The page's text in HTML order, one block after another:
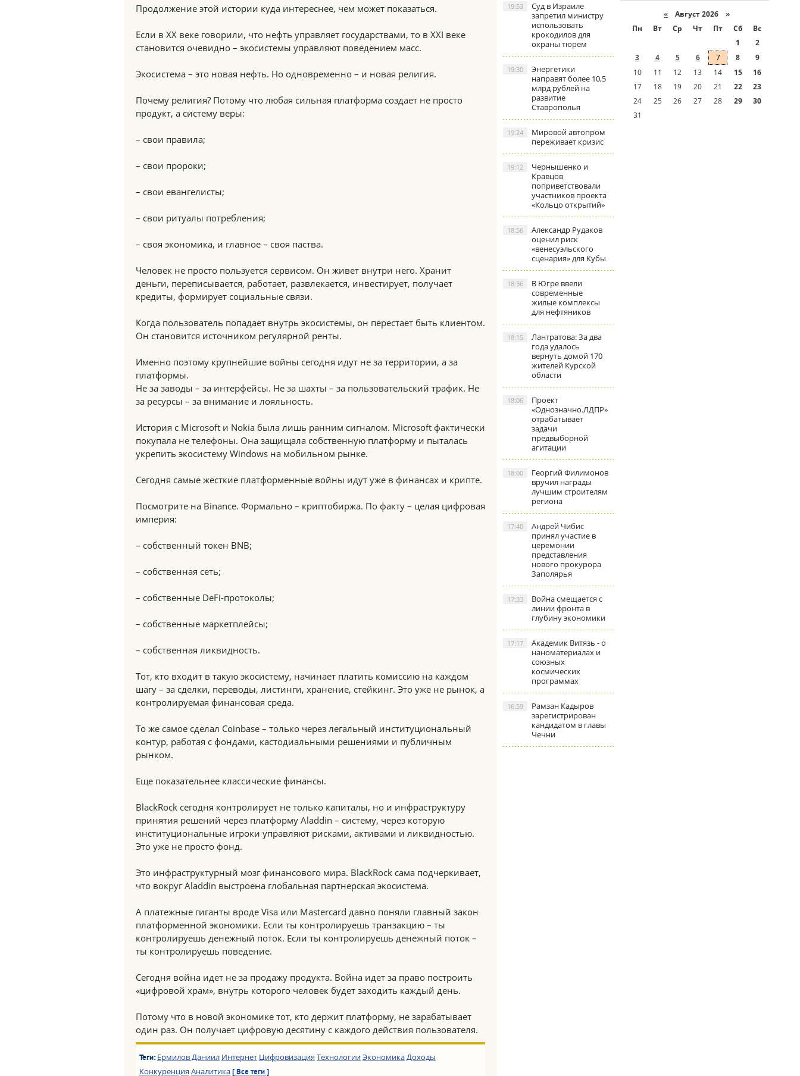
Продолжение этой истории куда интереснее, чем может показаться.
Если в XX веке говорили, что нефть управляет государствами, то в XXI веке
становится очевидно – экосистемы управляют поведением масс.
Экосистема – это новая нефть. Но одновременно – и новая религия.
Почему религия? Потому что любая сильная платформа создает не просто
продукт, а систему веры:
– свои правила;
– свои пророки;
– свои евангелисты;
– свои ритуалы потребления;
– своя экономика, и главное – своя паства.
Человек не просто пользуется сервисом. Он живет внутри него. Хранит
деньги, переписывается, работает, развлекается, инвестирует, получает
кредиты, формирует социальные связи.
Когда пользователь попадает внутрь экосистемы, он перестает быть клиентом.
Он становится источником регулярной ренты.
Именно поэтому крупнейшие войны сегодня идут не за территории, а за
платформы.
Не за заводы – за интерфейсы. Не за шахты – за пользовательский трафик. Не
за ресурсы – за внимание и лояльность.
История с Microsoft и Nokia была лишь ранним сигналом. Microsoft фактически
покупала не телефоны. Она защищала собственную платформу и пыталась
укрепить экосистему Windows на мобильном рынке.
Сегодня самые жесткие платформенные войны идут уже в финансах и крипте.
Посмотрите на Binance. Формально – криптобиржа. По факту – целая цифровая
империя:
– собственный токен BNB;
– собственная сеть;
– собственные DeFi-протоколы;
– собственные маркетплейсы;
– собственная ликвидность.
Тот, кто входит в такую экосистему, начинает платить комиссию на каждом
шагу – за сделки, переводы, листинги, хранение, стейкинг. Это уже не рынок, а
контролируемая финансовая среда.
То же самое сделал Coinbase – только через легальный институциональный
контур, работая с фондами, кастодиальными решениями и публичным
рынком.
Еще показательнее классические финансы.
BlackRock сегодня контролирует не только капиталы, но и инфраструктуру
принятия решений через платформу Aladdin – систему, через которую
институциональные игроки управляют рисками, активами и ликвидностью.
Это уже не просто фонд.
Это инфраструктурный мозг финансового мира. BlackRock сама подчеркивает,
что вокруг Aladdin выстроена глобальная партнерская экосистема.
А платежные гиганты вроде Visa или Mastercard давно поняли главный закон
платформенной экономики. Если ты контролируешь транзакцию – ты
контролируешь денежный поток. Если ты контролируешь денежный поток –
ты контролируешь поведение.
Сегодня война идет не за продажу продукта. Война идет за право построить
«цифровой храм», внутрь которого человек будет заходить каждый день.
Потому что в новой экономике тот, кто держит платформу, не зарабатывает
один раз. Он получает цифровую десятину с каждого действия пользователя.
Теги: Ермилов Даниил Интернет Цифровизация ТехнологииЭкономикаДоходы
Конкуренция Аналитика [ Все теги ]
Суд в Израиле
запретил министру
использовать
крокодилов для
охраны тюрем
19:53
Энергетики
направят более 10,5
млрд рублей на
развитие
Ставрополья
19:30
Мировой автопром
переживает кризис
19:24
Чернышенко и
Кравцов
поприветствовали
участников проекта
«Кольцо открытий»
19:12
Александр Рудаков
оценил риск
«венесуэльского
сценария» для Кубы
18:56
В Югре ввели
современные
жилые комплексы
для нефтяников
18:36
Лантратова: За два
года удалось
вернуть домой 170
жителей Курской
области
18:15
Проект
«Однозначно.ЛДПР»
отрабатывает
задачи
предвыборной
агитации
18:06
Георгий Филимонов
вручил награды
лучшим строителям
региона
18:00
Андрей Чибис
принял участие в
церемонии
представления
нового прокурора
Заполярья
17:40
Война смещается с
линии фронта в
глубину экономики
17:33
Академик Витязь - о
наноматериалах и
союзных
космических
программах
17:17
Рамзан Кадыров
зарегистрирован
кандидатом в главы
Чечни
16:59
« Август 2026 »
Пн
Вт Ср Чт Пт Сб
Вс
1
2
3
4 5 6 7 8
9
10
11 12 13 14 15
16
17
18 19 20 21 22
23
24
25 26 27 28 29
30
31